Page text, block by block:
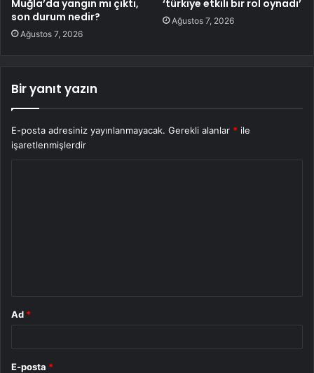
Muğla’da yangın mı çıktı,
son durum nedir?
Ağustos 7, 2026
‘türkiye etkili bir rol oynadı’
Ağustos 7, 2026
Bir yanıt yazın
E-posta adresiniz yayınlanmayacak. Gerekli alanlar * ile
işaretlenmişlerdir
Ad *
E-posta *